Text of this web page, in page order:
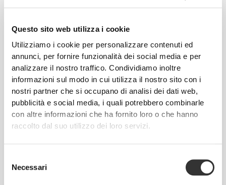
Questo sito web utilizza i cookie
Utilizziamo i cookie per personalizzare contenuti ed
annunci, per fornire funzionalità dei social media e per
analizzare il nostro traffico. Condividiamo inoltre
informazioni sul modo in cui utilizza il nostro sito con i
nostri partner che si occupano di analisi dei dati web,
pubblicità e social media, i quali potrebbero combinarle
con altre informazioni che ha fornito loro o che hanno
raccolto dal suo utilizzo dei loro servizi.
delNecessari
merenda completa in un istante. È disponibile in
neutra che è ottima da aggiungere alle tue ricette,
per un'ulteriore spinta nutritiva.